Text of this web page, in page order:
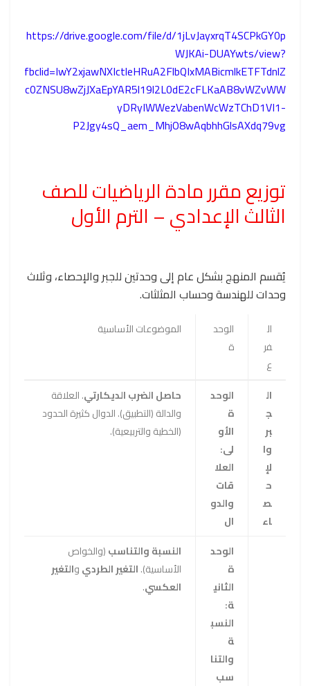
https://drive.google.com/file/d/1jLvJayxrqT4SCPkGY0p
WJKAi-DUAYwts/view?
fbclid=IwY2xjawNXIctleHRuA2FlbQIxMABicmlkETFTdnlZ
c0ZNSU8wZjJXaEpYAR5l19l2L0dE2cFLKaAB8vWZvWW
yDRyIWWezVabenWcWzTChD1VI1-
P2Jgy4sQ_aem_MhjO8wAqbhhGlsAXdq79vg
توزيع مقرر مادة الرياضيات للصف
الثالث الإعدادي – الترم الأول
يُقسم المنهج بشكل عام إلى وحدتين للجبر والإحصاء، وثلاث
وحدات للهندسة وحساب المثلثات.
ال
فر
ع
الوحد
ة
الموضوعات الأساسية
ال
ج
بر
وا
لإ
ح
ص
اء
الوحد
ة
الأو
لى:
العلا
قات
والدو
ال
حاصل الضرب الديكارتي. العلاقة
والدالة (التطبيق). الدوال كثيرة الحدود
(الخطية والتربيعية).
الوحد
ة
الثاني
ة:
النسب
ة
والتنا
سب
النسبة والتناسب(والخواص
الأساسية).التغير الطرديوالتغير
العكسي.